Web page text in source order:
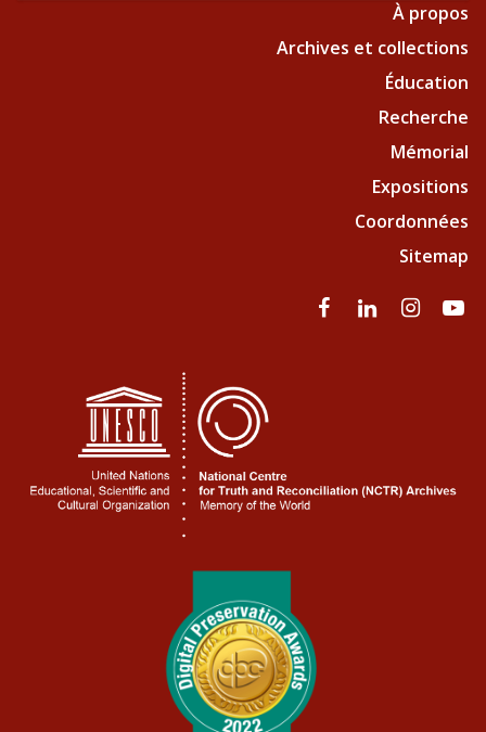
À propos
Archives et collections
Éducation
Recherche
Mémorial
Expositions
Coordonnées
Sitemap